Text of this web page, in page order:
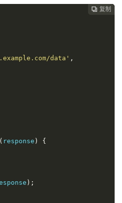
 复制
 复制
 复制
 复制
 复制
 复制
 复制
data' ,
( response ) {
);